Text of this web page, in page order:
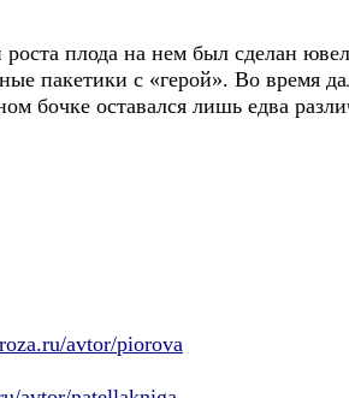
плода на нем был сделан
пакетики с «герой». Во время
бочке оставался лишь едва
avtor/piorova